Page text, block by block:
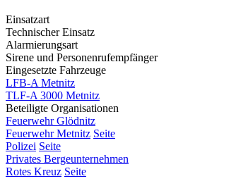
Einsatzart
Technischer Einsatz
Alarmierungsart
Sirene und Personenrufempfänger
Eingesetzte Fahrzeuge
LFB-A Metnitz
TLF-A 3000 Metnitz
Beteiligte Organisationen
Feuerwehr Glödnitz
Feuerwehr Metnitz Seite
Polizei Seite
Privates Bergeunternehmen
Rotes Kreuz Seite